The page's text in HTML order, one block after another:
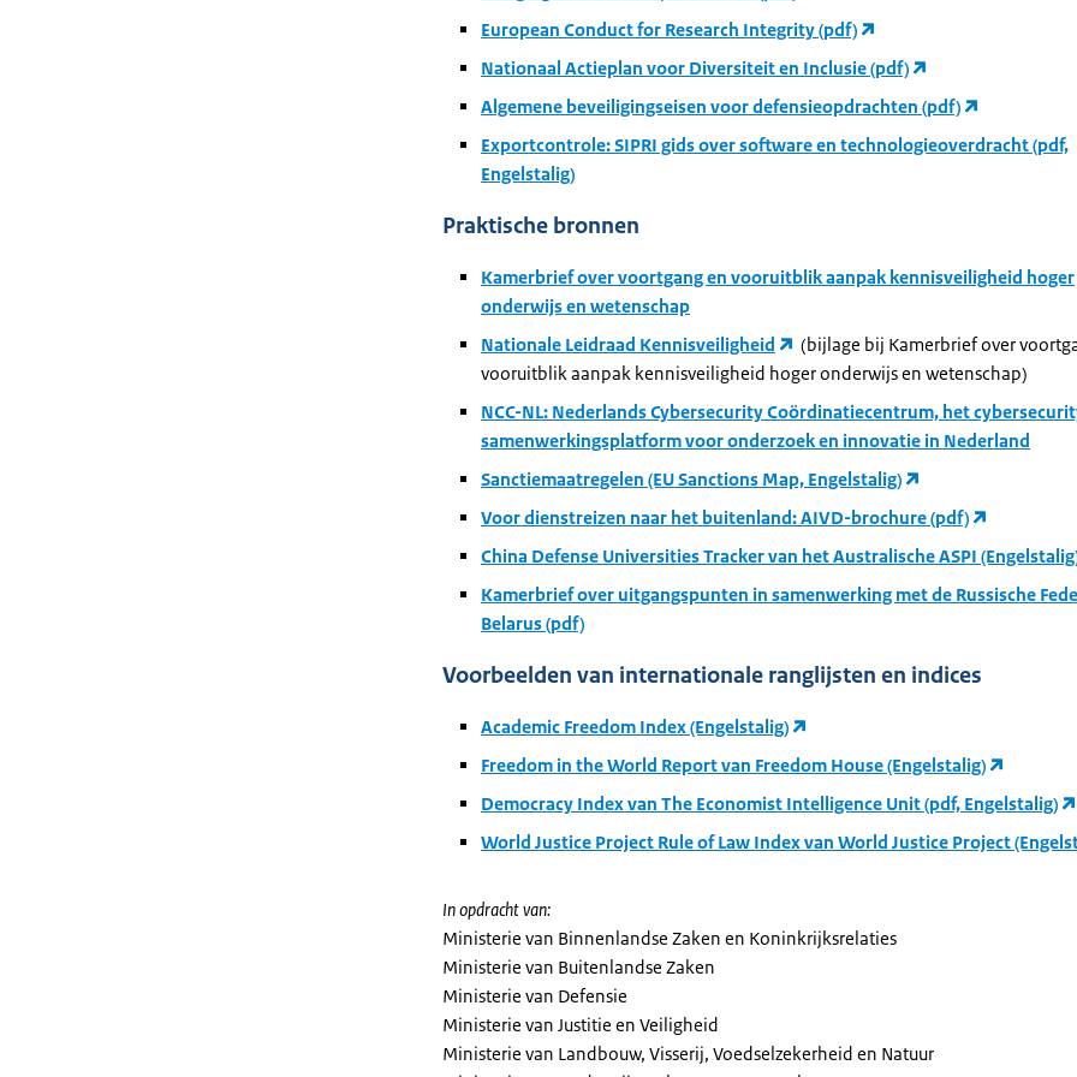
European Conduct for Research Integrity (pdf)
Nationaal Actieplan voor Diversiteit en Inclusie (pdf)
Algemene beveiligingseisen voor defensieopdrachten (pdf)
Exportcontrole: SIPRI gids over software en technologieoverdracht (pdf,
Engelstalig)
Praktische bronnen
Kamerbrief over voortgang en vooruitblik aanpak kennisveiligheid hoger
onderwijs en wetenschap
Nationale Leidraad Kennisveiligheid
(bijlage bij Kamerbrief over
vooruitblik aanpak kennisveiligheid hoger onderwijs en wetenschap)
NCC-NL: Nederlands Cybersecurity Coördinatiecentrum, het
samenwerkingsplatform voor onderzoek en innovatie in Nederland
Sanctiemaatregelen (EU Sanctions Map, Engelstalig)
Voor dienstreizen naar het buitenland: AIVD-brochure (pdf)
China Defense Universities Tracker van het Australische ASPI
Kamerbrief over uitgangspunten in samenwerking met de Russische
Belarus (pdf)
Voorbeelden van internationale ranglijsten en indices
Academic Freedom Index (Engelstalig)
Freedom in the World Report van Freedom House (Engelstalig)
Democracy Index van The Economist Intelligence Unit (pdf, Engelstalig)
World Justice Project Rule of Law Index van World Justice Project
In opdracht van:
Ministerie van Binnenlandse Zaken en Koninkrijksrelaties
Ministerie van Buitenlandse Zaken
Ministerie van Defensie
Ministerie van Justitie en Veiligheid
Ministerie van Landbouw, Visserij, Voedselzekerheid en Natuur